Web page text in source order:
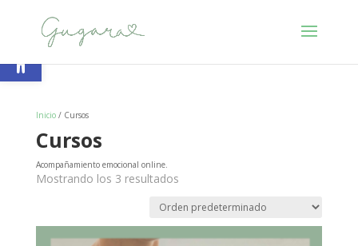
Abrir barra de herramientas
Inicio/ Cursos
Cursos
Acompañamiento emocional online.
Mostrando los 3 resultados